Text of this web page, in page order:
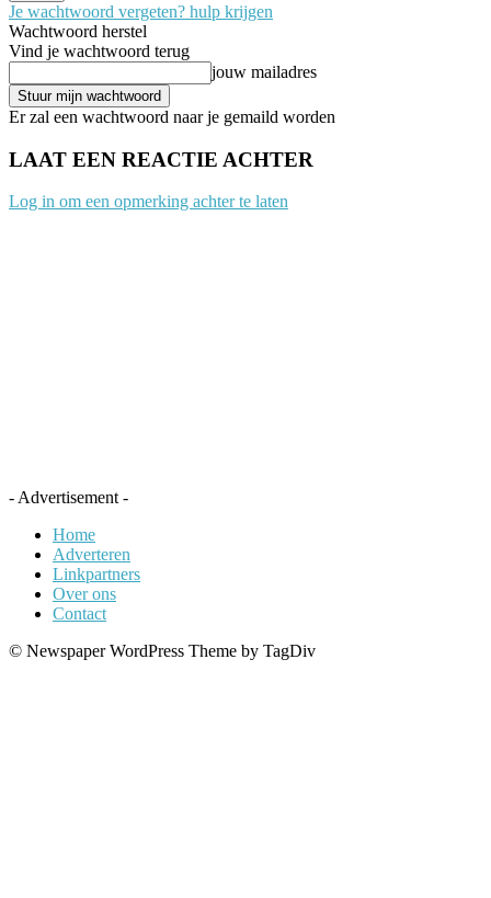
Je wachtwoord vergeten? hulp krijgen
Wachtwoord herstel
Vind je wachtwoord terug
jouw mailadres
Er zal een wachtwoord naar je gemaild worden
LAAT EEN REACTIE ACHTER
Log in om een opmerking achter te laten
- Advertisement -
Home
Adverteren
Linkpartners
Over ons
Contact
© Newspaper WordPress Theme by TagDiv